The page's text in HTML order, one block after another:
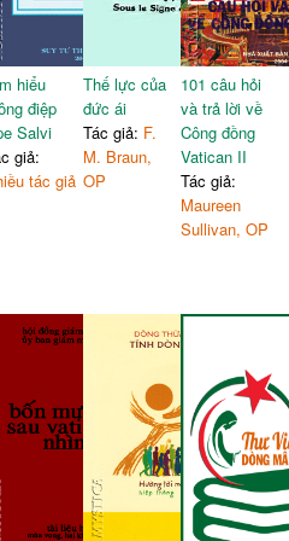
Giờ chầu Thánh Thể về
Hiệp hành
182
Đề tài 12
“Như cha đã sai Thầy,
Thầy cũng sai anh em”:
Hội Thánh của các môn
đệ thừa sai
Phương pháp đối thoại trong
Hiệp hành
196
Đón nhận và thực hiện
Văn kiện chung kết
Thượng hội đồng 2024
203
Phụ lục 2
Mối tương quan giữa final
document synod 2024 và
FABC Bangkok document
210
hiểu
điệp
Salvi
giả:
tác giả
Thế lực của
đức ái
Tác giả: F.
M. Braun,
OP
101 câu hỏi
và trả lời về
Công đồng
Vatican II
Tác giả:
Maureen
Sullivan, OP